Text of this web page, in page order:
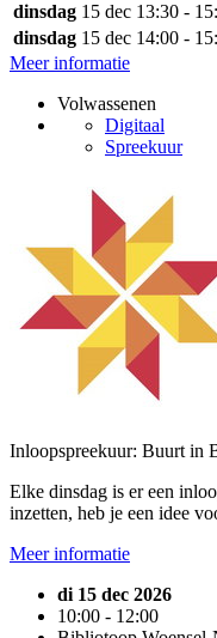
dinsdag 15 dec 13:30 -
dinsdag 15 dec 14:00 -
Meer informatie
Volwassenen
Digitaal
Spreekuur
Inloopspreekuur: Buurt in
Elke dinsdag is er een
inzetten, heb je een idee
Meer informatie
di 15 dec 2026
10:00 - 12:00